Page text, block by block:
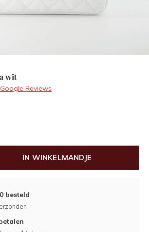
wit
Google Reviews
IN WINKELMANDJE
besteld